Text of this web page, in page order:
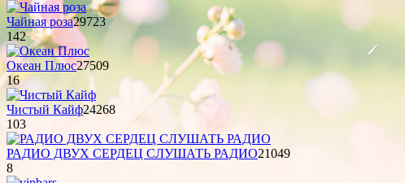
Чайная роза29723
142
Океан Плюс27509
16
Чистый Кайф24268
103
РАДИО ДВУХ СЕРДЕЦ СЛУШАТЬ РАДИО21049
8